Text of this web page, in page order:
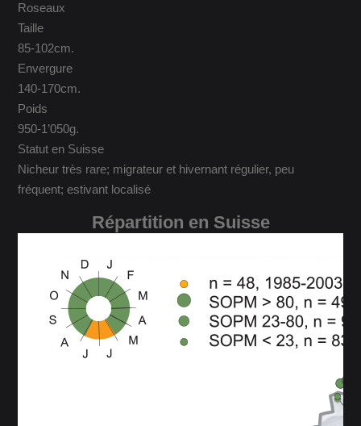
Roseaux
Taille
85-102cm.
Envergure
140-170cm.
Poids
950-1’050g.
Statut en Suisse
Nicheur très rare; migrateur et hivernant régulier, peu
fréquent; estivant localisé
Répartition en Suisse